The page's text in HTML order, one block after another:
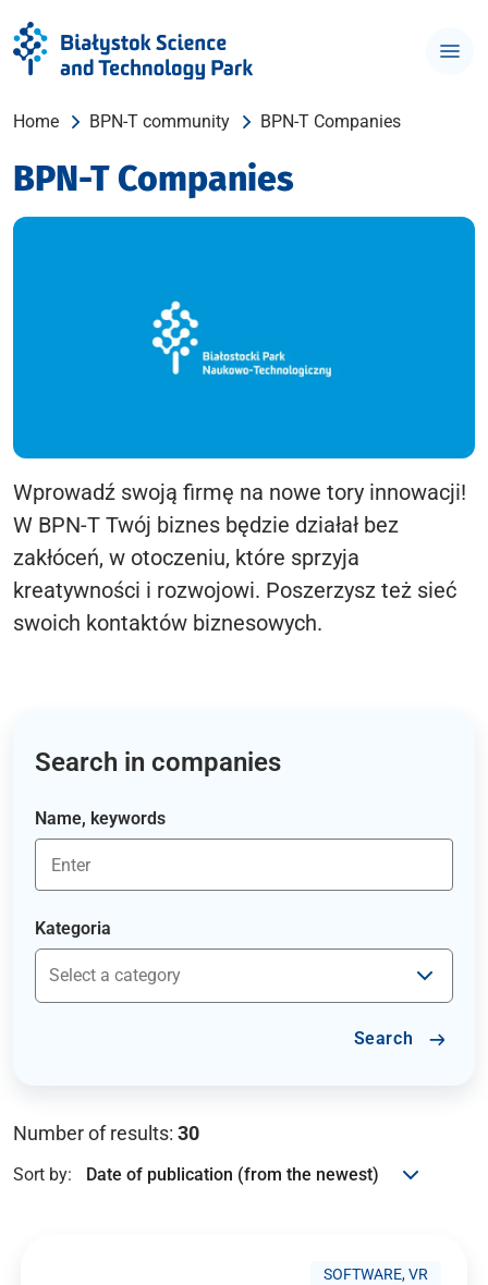
Home BPN-T community BPN-T Companies
BPN-T Companies
Wprowadź swoją firmę na nowe tory innowacji!
W BPN-T Twój biznes będzie działał bez
zakłóceń, w otoczeniu, które sprzyja
kreatywności i rozwojowi. Poszerzysz też sieć
swoich kontaktów biznesowych.
Search in companies
Name, keywords
Kategoria
Search
Number of results: 30
Sort by:
SOFTWARE, VR